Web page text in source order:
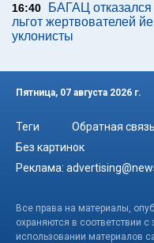
16:40
БАГАЦ
льгот жертвователей
уклонисты
Пятница, 07 августа 2026 г.
Теги Обратная связь
Без картинок
Реклама:
Все права на материалы,
охраняются в соответствии
использовании материалов